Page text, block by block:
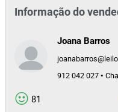
Informação do
Joana Barros
912 042 027 •
81